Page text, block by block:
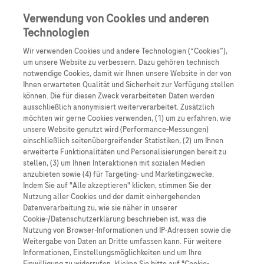
Anmelden
Expertendialoge
DKK - Deutscher Krebskongress 2026
Onkologie-
Podcast aus Berlin
18. - 21. Februar 2026
Verwendung von Cookies und anderen
Technologien
Wir verwenden Cookies und andere Technologien (“Cookies”),
um unsere Website zu verbessern. Dazu gehören technisch
notwendige Cookies, damit wir Ihnen unsere Website in der von
Ihnen erwarteten Qualität und Sicherheit zur Verfügung stellen
können. Die für diesen Zweck verarbeiteten Daten werden
ausschließlich anonymisiert weiterverarbeitet. Zusätzlich
möchten wir gerne Cookies verwenden, (1) um zu erfahren, wie
unsere Website genutzt wird (Performance-Messungen)
einschließlich seitenübergreifender Statistiken, (2) um Ihnen
erweiterte Funktionalitäten und Personalisierungen bereit zu
stellen, (3) um Ihnen Interaktionen mit sozialen Medien
anzubieten sowie (4) für Targeting- und Marketingzwecke.
Indem Sie auf "Alle akzeptieren" klicken, stimmen Sie der
Nutzung aller Cookies und der damit einhergehenden
Datenverarbeitung zu, wie sie näher in unserer
Cookie-/Datenschutzerklärung beschrieben ist, was die
Nutzung von Browser-Informationen und IP-Adressen sowie die
Weitergabe von Daten an Dritte umfassen kann. Für weitere
Informationen, Einstellungsmöglichkeiten und um Ihre